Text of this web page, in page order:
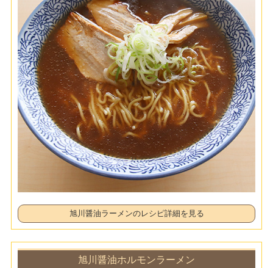
旭川醤油ラーメンのレシピ詳細を見る
旭川醤油ホルモンラーメン